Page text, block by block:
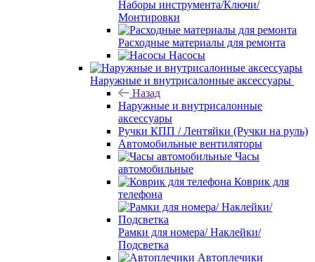
Наборы инструмента/Ключи/
Монтировки
Расходные материалы для ремонта
Насосы
Наружные и внутрисалонные аксессуары
Назад
Наружные и внутрисалонные
аксессуары
Ручки КПП / Лентяйки (Ручки на руль)
Автомобильные вентиляторы
Часы
автомобильные
Коврик для
телефона
Рамки для номера/ Наклейки/
Подсветка
Автоплечики